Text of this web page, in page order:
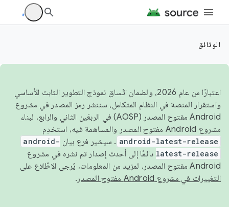
الوثائق
اعتبارًا من عام 2026، ولضمان اتّساق نموذج التطوير الثابت الأساسي
واستقرار المنصة في النظام المتكامل، سننشر رمز المصدر في مشروع
Android مفتوح المصدر (AOSP) في الربعَين الثاني والرابع. لبناء
مشروع Android مفتوح المصدر والمساهمة فيه، استخدِم
android-latest-release . سيشير فرع بيان android-
latest-release دائمًا إلى أحدث إصدار تم نشره في مشروع
Android مفتوح المصدر. لمزيد من المعلومات، يُرجى الاطّلاع على
التغييرات في مشروع Android مفتوح المصدر
.